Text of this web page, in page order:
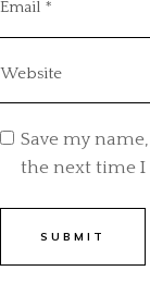
Save my
the next time
SUBMIT